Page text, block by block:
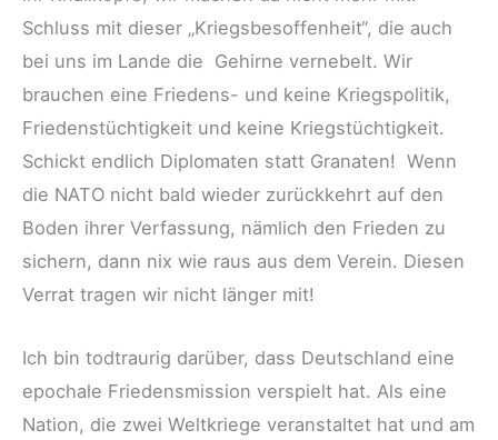
Schluss mit dieser „Kriegsbesoffenheit“, die auch
bei uns im Lande die Gehirne vernebelt. Wir
brauchen eine Friedens- und keine Kriegspolitik,
Friedenstüchtigkeit und keine Kriegstüchtigkeit.
Schickt endlich Diplomaten statt Granaten! Wenn
die NATO nicht bald wieder zurückkehrt auf den
Boden ihrer Verfassung, nämlich den Frieden zu
sichern, dann nix wie raus aus dem Verein. Diesen
Verrat tragen wir nicht länger mit!
Ich bin todtraurig darüber, dass Deutschland eine
epochale Friedensmission verspielt hat. Als eine
Nation, die zwei Weltkriege veranstaltet hat und am